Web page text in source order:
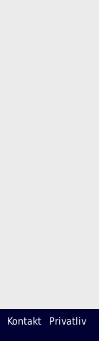
Kontakt Privatliv